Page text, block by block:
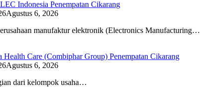
Indonesia Penempatan Cikarang
Agustus 6, 2026
manufaktur elektronik (Electronics Manufacturing…
Care (Combiphar Group) Penempatan Cikarang
Agustus 6, 2026
dari kelompok usaha…